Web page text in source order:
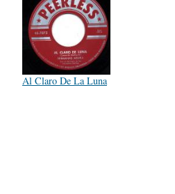
Al Claro De La Luna